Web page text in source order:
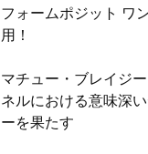
フォームポジット ワ
用！
マチュー・ブレイジ
ネルにおける意味深い
ーを果たす